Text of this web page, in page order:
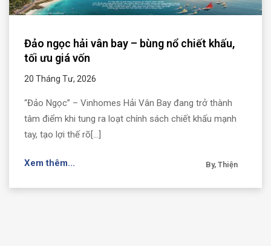
Đảo ngọc hải vân bay – bùng nổ chiết khấu,
tối ưu giá vốn
20 Tháng Tư, 2026
“Đảo Ngọc” – Vinhomes Hải Vân Bay đang trở thành
tâm điểm khi tung ra loạt chính sách chiết khấu mạnh
tay, tạo lợi thế rõ[...]
Xem thêm... By, Thiện